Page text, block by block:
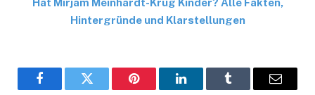
Hintergründe und Klarstellungen
FacebookTwitter Pinterest LinkedInTumblr Email